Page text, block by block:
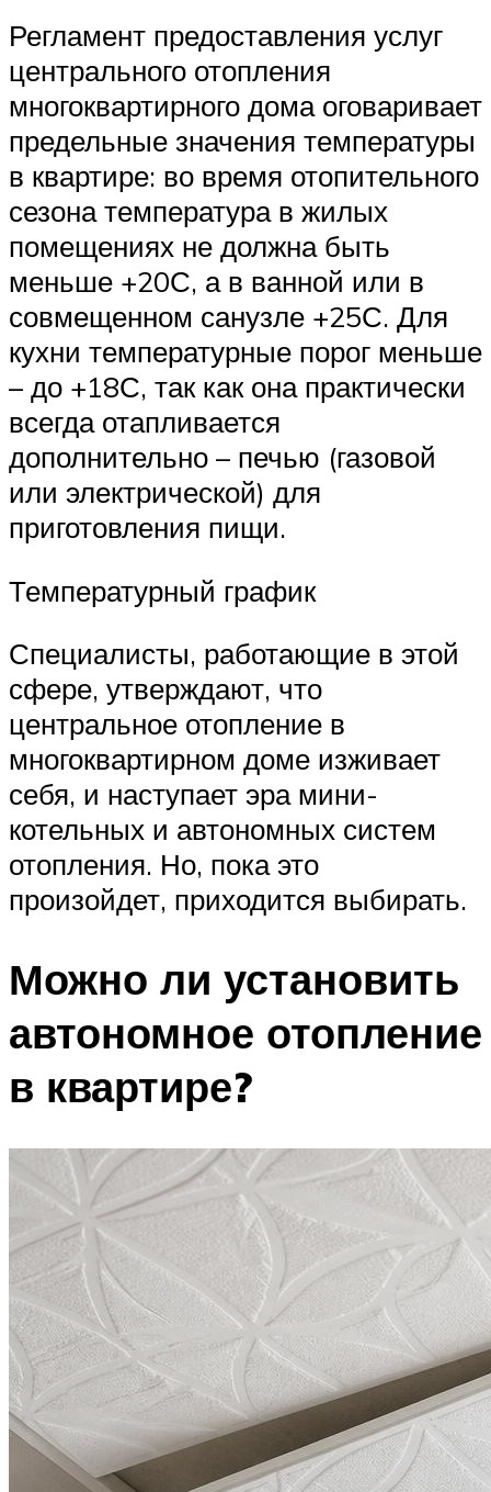
Регламент предоставления услуг
центрального отопления
многоквартирного дома оговаривает
предельные значения температуры
в квартире: во время отопительного
сезона температура в жилых
помещениях не должна быть
меньше +20С, а в ванной или в
совмещенном санузле +25С. Для
кухни температурные порог меньше
– до +18С, так как она практически
всегда отапливается
дополнительно – печью (газовой
или электрической) для
приготовления пищи.
Температурный график
Специалисты, работающие в этой
сфере, утверждают, что
центральное отопление в
многоквартирном доме изживает
себя, и наступает эра мини-
котельных и автономных систем
отопления. Но, пока это
произойдет, приходится выбирать.
Можно ли установить
автономное отопление
в квартире?